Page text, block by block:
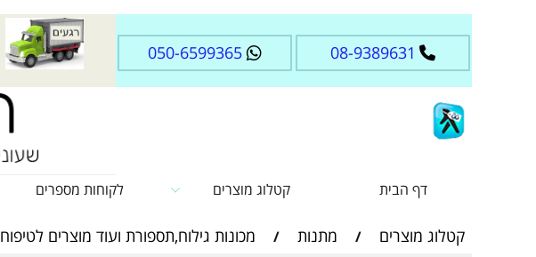
08-9389631
050-6599365
דף הבית קטלוג מוצרים לקוחות מספרים
קטלוג מוצרים / מתנות / מכונות גילוח,תספורת ועוד מוצרים לטיפוח